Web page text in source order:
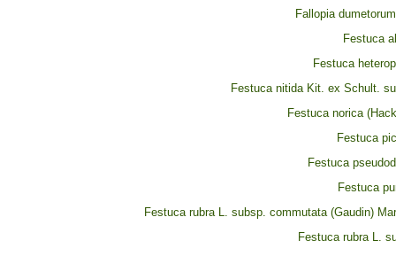
Fallopia
Festuca
Festuca
Festuca nitida Kit. ex Schult.
Festuca norica
Festuca
Festuca
Festuca
Festuca rubra L. subsp. commutata (Gaudin)
Festuca rubra L.